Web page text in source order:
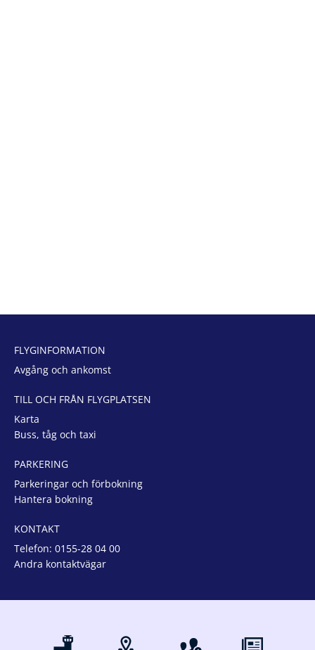
FLYGINFORMATION
Avgång och ankomst
TILL OCH FRÅN FLYGPLATSEN
Karta
Buss, tåg och taxi
PARKERING
Parkeringar och förbokning
Hantera bokning
KONTAKT
Telefon: 0155-28 04 00
Andra kontaktvägar